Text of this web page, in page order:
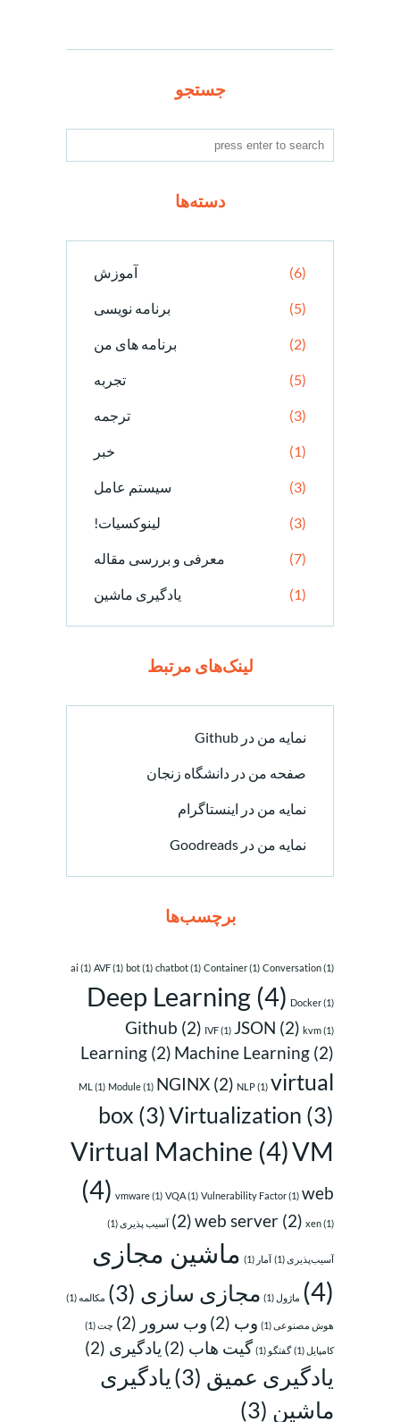
جستجو
دسته‌ها
آموزش (6)
برنامه نویسی (5)
برنامه های من (2)
تجربه (5)
ترجمه (3)
خبر (1)
سیستم عامل (3)
لینوکسیات! (3)
معرفی و بررسی مقاله (7)
یادگیری ماشین (1)
لینک‌های مرتبط
نمایه من در Github
صفحه من در دانشگاه زنجان
نمایه من در اینستاگرام
نمایه من در Goodreads
برچسب‌ها
ai (1) AVF(1) bot(1) chatbot(1) Container(1) Conversation(1)
Deep Learning (4) Docker(1)
Github (2) IVF(1) JSON (2) kvm(1)
Learning (2) Machine Learning (2)
ML (1) Module(1) NGINX (2) NLP(1) virtual
box (3)Virtualization (3)
Virtual Machine (4)VM
(4) vmware(1) VQA(1) Vulnerability Factor(1) web
(2)web server (2) xen(1) آسیب پذیری(1)
آسیب‌پذیری(1) آمار (1)
ماشین مجازی
(4)
ماژول (1) مجازی سازی (3) مکالمه(1)
هوش مصنوعی(1) وب (2) وب سرور (2) چت(1)
کامپایل (1) گفتگو (1) گیت هاب (2) یادگیری (2)
یادگیری عمیق (3)
یادگیری
ماشین (3)